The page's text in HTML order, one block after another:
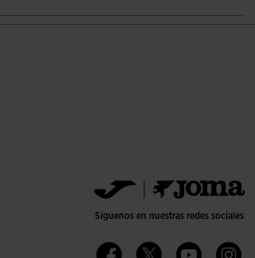
3.4 sobre 5 de valoración de clientes
Síguenos en nuestras redes sociales